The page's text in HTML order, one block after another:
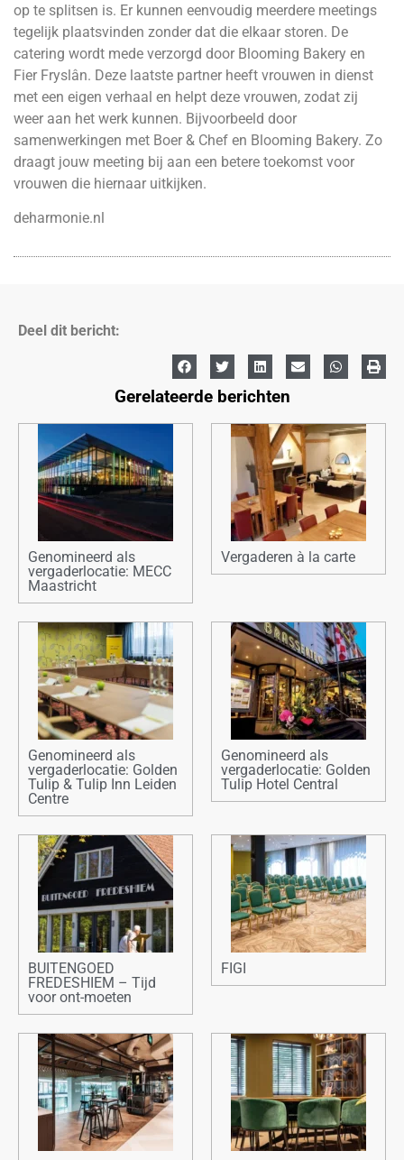
op te splitsen is. Er kunnen eenvoudig meerdere meetings
tegelijk plaatsvinden zonder dat die elkaar storen. De
catering wordt mede verzorgd door Blooming Bakery en
Fier Fryslân. Deze laatste partner heeft vrouwen in dienst
met een eigen verhaal en helpt deze vrouwen, zodat zij
weer aan het werk kunnen. Bijvoorbeeld door
samenwerkingen met Boer & Chef en Blooming Bakery. Zo
draagt jouw meeting bij aan een betere toekomst voor
vrouwen die hiernaar uitkijken.
deharmonie.nl
Deel dit bericht:
Gerelateerde berichten
Genomineerd als
vergaderlocatie: MECC
Maastricht
Vergaderen à la carte
Genomineerd als
vergaderlocatie: Golden
Tulip & Tulip Inn Leiden
Centre
Genomineerd als
vergaderlocatie: Golden
Tulip Hotel Central
BUITENGOED
FREDESHIEM – Tijd
voor ont-moeten
FIGI